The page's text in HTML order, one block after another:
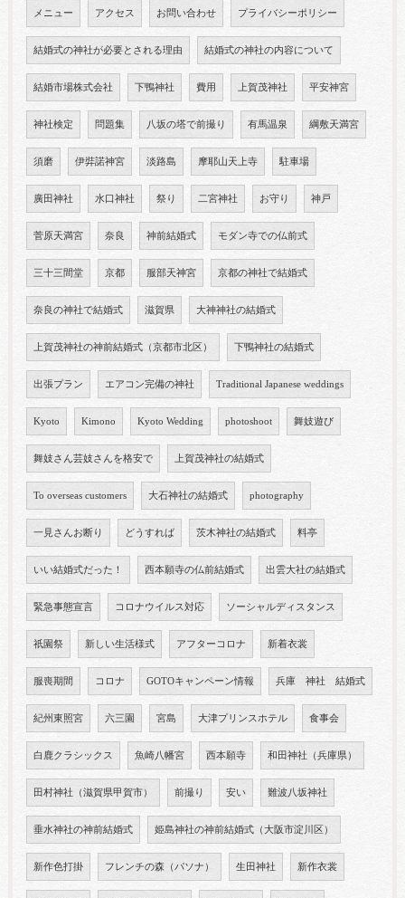
メニュー アクセス お問い合わせ プライバシーポリシー
結婚式の神社が必要とされる理由 結婚式の神社の内容について
結婚市場株式会社 下鴨神社 費用 上賀茂神社 平安神宮
神社検定 問題集 八坂の塔で前撮り 有馬温泉 綱敷天満宮
須磨 伊弉諾神宮 淡路島 摩耶山天上寺 駐車場
廣田神社 水口神社 祭り 二宮神社 お守り 神戸
菅原天満宮 奈良 神前結婚式 モダン寺での仏前式
三十三間堂 京都 服部天神宮 京都の神社で結婚式
奈良の神社で結婚式 滋賀県 大神神社の結婚式
上賀茂神社の神前結婚式（京都市北区） 下鴨神社の結婚式
出張プラン エアコン完備の神社 Traditional Japanese weddings
Kyoto Kimono Kyoto Wedding photoshoot 舞妓遊び
舞妓さん芸妓さんを格安で 上賀茂神社の結婚式
To overseas customers 大石神社の結婚式 photography
一見さんお断り どうすれば 茨木神社の結婚式 料亭
いい結婚式だった！ 西本願寺の仏前結婚式 出雲大社の結婚式
緊急事態宣言 コロナウイルス対応 ソーシャルディスタンス
祇園祭 新しい生活様式 アフターコロナ 新着衣裳
服喪期間 コロナ GOTOキャンペーン情報 兵庫 神社 結婚式
紀州東照宮 六三園 宮島 大津プリンスホテル 食事会
白鹿クラシックス 魚崎八幡宮 西本願寺 和田神社（兵庫県）
田村神社（滋賀県甲賀市） 前撮り 安い 難波八坂神社
垂水神社の神前結婚式 姫島神社の神前結婚式（大阪市淀川区）
新作色打掛 フレンチの森（パソナ） 生田神社 新作衣裳